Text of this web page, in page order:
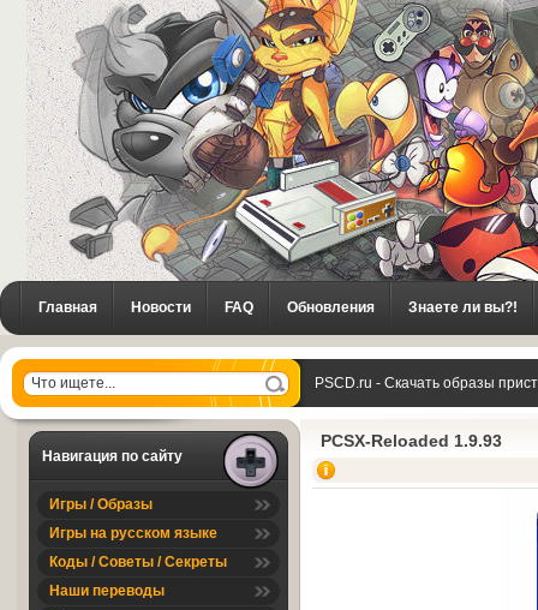
Главная Новости FAQ Обновления Знаете ли вы?!
PSCD.ru - Скачать образы
Навигация по сайту
Игры / Образы
Игры на русском языке
Коды / Советы / Секреты
Наши переводы
PCSX-Reloaded 1.9.93